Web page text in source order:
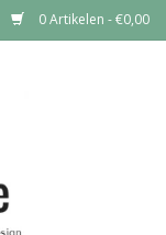
0 Artikelen - €0,00